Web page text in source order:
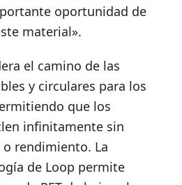
oportunidad de
material».
el camino de las
y circulares para los
que los
infinitamente sin
rendimiento. La
de Loop permite